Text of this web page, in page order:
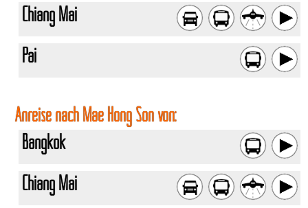
Chiang Mai
Pai
Anreise nach Mae Hong Son von:
Bangkok
Chiang Mai